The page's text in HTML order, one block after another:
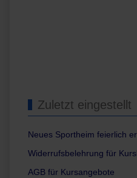
Zuletzt eingestellt
Neues Sportheim feierlich
Widerrufsbelehrung für
AGB für Kursangebote